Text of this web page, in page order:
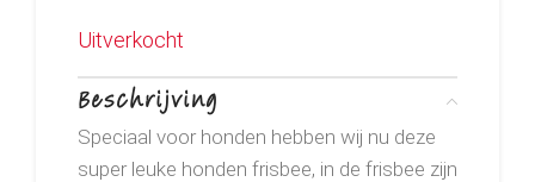
Uitverkocht
Beschrijving
Speciaal voor honden hebben wij nu deze
super leuke honden frisbee, in de frisbee zijn